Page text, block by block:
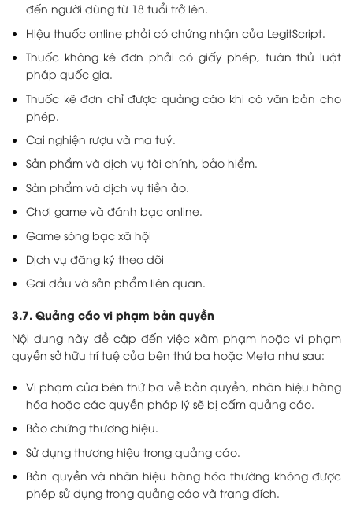
đến người dùng từ 18 tuổi trở lên.
Hiệu thuốc online phải có chứng nhận của LegitScript.
Thuốc không kê đơn phải có giấy phép, tuân thủ luật
pháp quốc gia.
Thuốc kê đơn chỉ được quảng cáo khi có văn bản cho
phép.
Cai nghiện rượu và ma tuý.
Sản phẩm và dịch vụ tài chính, bảo hiểm.
Sản phẩm và dịch vụ tiền ảo.
Chơi game và đánh bạc online.
Game sòng bạc xã hội
Dịch vụ đăng ký theo dõi
Gai dầu và sản phẩm liên quan.
3.7. Quảng cáo vi phạm bản quyền
Nội dung này đề cập đến việc xâm phạm hoặc vi phạm
quyền sở hữu trí tuệ của bên thứ ba hoặc Meta như sau:
Vi phạm của bên thứ ba về bản quyền, nhãn hiệu hàng
hóa hoặc các quyền pháp lý sẽ bị cấm quảng cáo.
Bảo chứng thương hiệu.
Sử dụng thương hiệu trong quảng cáo.
Bản quyền và nhãn hiệu hàng hóa thường không được
phép sử dụng trong quảng cáo và trang đích.